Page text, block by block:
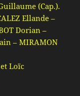
(Cap.).
Ellande –
Dorian –
– MIRAMON
Loïc